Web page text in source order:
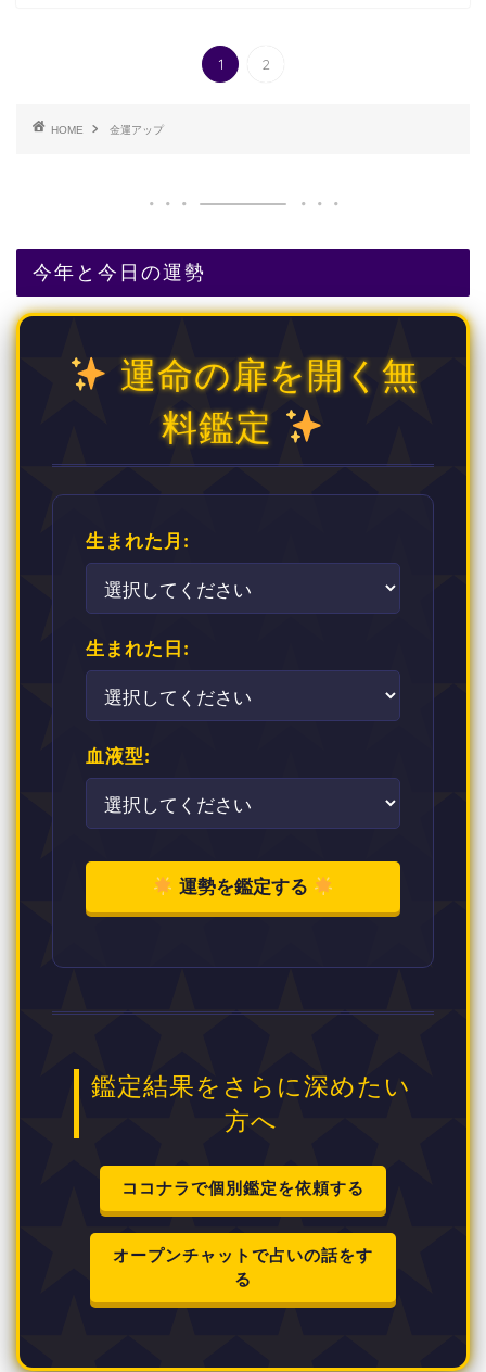
1 2
HOME 金運アップ
今年と今日の運勢
運命の扉を開く無
料鑑定
生まれた月:
生まれた日:
血液型:
運勢を鑑定する
鑑定結果をさらに深めたい
方へ
ココナラで個別鑑定を依頼する
オープンチャットで占いの話をす
る